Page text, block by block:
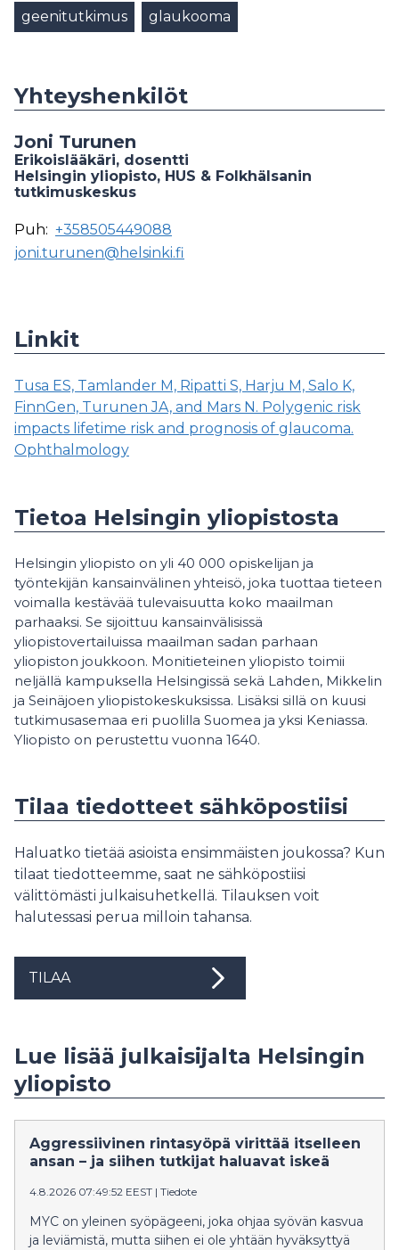
geenitutkimus glaukooma
Yhteyshenkilöt
Joni Turunen
Erikoislääkäri, dosentti
Helsingin yliopisto, HUS & Folkhälsanin
tutkimuskeskus
Puh: +358505449088
joni.turunen@helsinki.fi
Linkit
Tusa ES, Tamlander M, Ripatti S, Harju M, Salo K,
FinnGen, Turunen JA, and Mars N. Polygenic risk
impacts lifetime risk and prognosis of glaucoma.
Ophthalmology
Tietoa Helsingin yliopistosta
Helsingin yliopisto on yli 40 000 opiskelijan ja
työntekijän kansainvälinen yhteisö, joka tuottaa tieteen
voimalla kestävää tulevaisuutta koko maailman
parhaaksi. Se sijoittuu kansainvälisissä
yliopistovertailuissa maailman sadan parhaan
yliopiston joukkoon. Monitieteinen yliopisto toimii
neljällä kampuksella Helsingissä sekä Lahden, Mikkelin
ja Seinäjoen yliopistokeskuksissa. Lisäksi sillä on kuusi
tutkimusasemaa eri puolilla Suomea ja yksi Keniassa.
Yliopisto on perustettu vuonna 1640.
Tilaa tiedotteet sähköpostiisi
Haluatko tietää asioista ensimmäisten joukossa? Kun
tilaat tiedotteemme, saat ne sähköpostiisi
välittömästi julkaisuhetkellä. Tilauksen voit
halutessasi perua milloin tahansa.
TILAA
Lue lisää julkaisijalta Helsingin
yliopisto
Aggressiivinen rintasyöpä virittää itselleen
ansan – ja siihen tutkijat haluavat iskeä
4.8.2026 07:49:52 EEST | Tiedote
MYC on yleinen syöpägeeni, joka ohjaa syövän kasvua
ja leviämistä, mutta siihen ei ole yhtään hyväksyttyä